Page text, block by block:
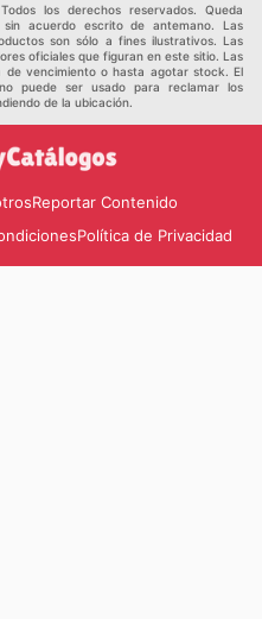
los derechos reservados. Queda
acuerdo escrito de antemano. Las
son sólo a fines ilustrativos. Las
oficiales que figuran en este sitio. Las
vencimiento o hasta agotar stock. El
puede ser usado para reclamar los
de la ubicación.
Reportar Contenido
Política de Privacidad